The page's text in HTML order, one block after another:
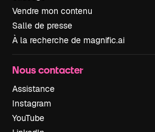
Vendre mon contenu
Salle de presse
À la recherche de magnific.ai
Nous contacter
Assistance
Instagram
YouTube